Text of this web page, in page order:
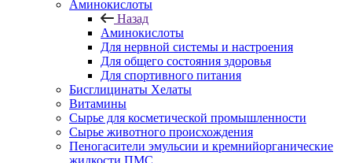
Аминокислоты
Назад
Аминокислоты
Для нервной системы и настроения
Для общего состояния здоровья
Для спортивного питания
Бисглицинаты Хелаты
Витамины
Сырье для косметической промышленности
Сырье животного происхождения
Пеногасители эмульсии и кремнийорганические
жидкости ПМС